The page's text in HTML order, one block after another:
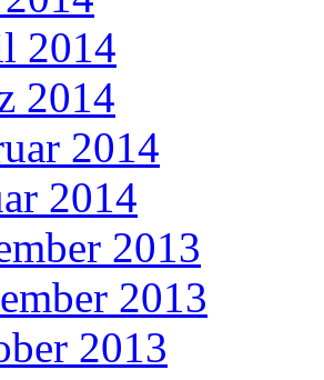
2014
2014
2014
2014
2013
2013
2013